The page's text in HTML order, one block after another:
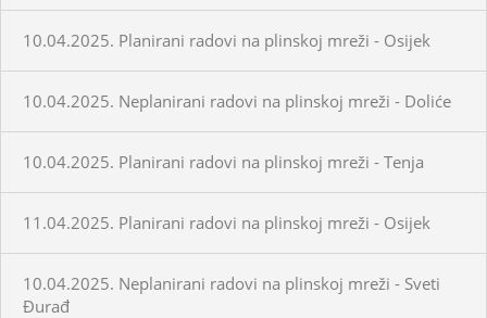
10.04.2025. Planirani radovi na plinskoj mreži - Osijek
10.04.2025. Neplanirani radovi na plinskoj mreži - Doliće
10.04.2025. Planirani radovi na plinskoj mreži - Tenja
11.04.2025. Planirani radovi na plinskoj mreži - Osijek
10.04.2025. Neplanirani radovi na plinskoj mreži - Sveti
Đurađ